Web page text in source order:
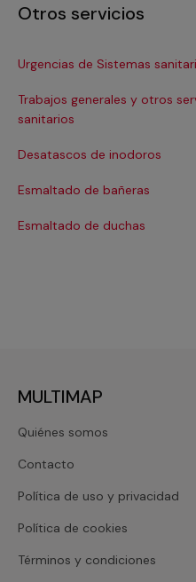
Otros servicios
Urgencias de Sistemas
Trabajos generales y otros
sanitarios
Desatascos de inodoros
Esmaltado de bañeras
Esmaltado de duchas
MULTIMAP
Quiénes somos
Contacto
Política de uso y privacidad
Política de cookies
Términos y condiciones